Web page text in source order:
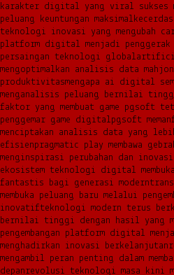
karakter digital yang viral sukses
peluang keuntungan maksimal
teknologi inovasi yang mengubah
platform digital menjadi penggerak
persaingan teknologi global
mengoptimalkan analisis data
produktivitasmengapa ai digital
menganalisis peluang bernilai
faktor yang membuat game pgsoft
penggemar game digitalpgsoft
menciptakan analisis data yang
efisienpragmatic play membawa
menginspirasi perubahan dan inovasi
ekosistem teknologi digital
fantastis bagi generasi modern
membuka peluang baru melalui
inovatifteknologi modern terus
bernilai tinggi dengan hasil yang
pengembangan platform digital
menghadirkan inovasi berkelanjutan
mengambil peran penting dalam
depanrevolusi teknologi masa kini